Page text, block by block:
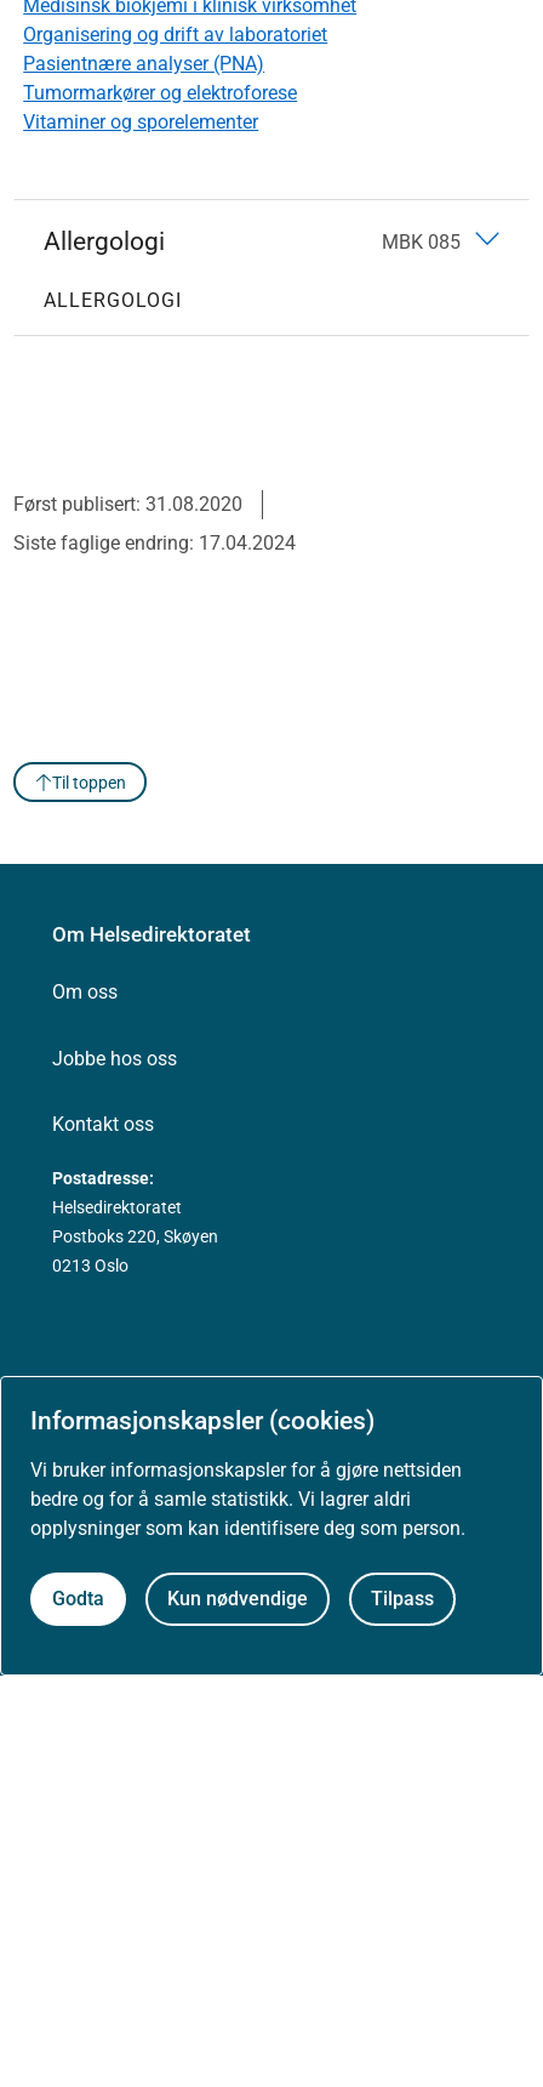
Informasjonskapsler (cookies)
Vi bruker informasjonskapsler for å gjøre nettsiden
bedre og for å samle statistikk. Vi lagrer aldri
opplysninger som kan identifisere deg som person.
Godta Kun nødvendige Tilpass
Medisinsk biokjemi i klinisk virksomhet
Organisering og drift av laboratoriet
Pasientnære analyser (PNA)
Tumormarkører og elektroforese
Vitaminer og sporelementer
Allergologi MBK 085
ALLERGOLOGI
Først publisert: 31.08.2020
Siste faglige endring: 17.04.2024
Til toppen
Om Helsedirektoratet
Om oss
Jobbe hos oss
Kontakt oss
Postadresse:
Helsedirektoratet
Postboks 220, Skøyen
0213 Oslo
Arrangementer
Høringer